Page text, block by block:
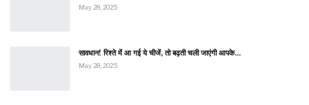
May 28, 2025
सावधान! रिश्ते में आ गई ये चीजें, तो बढ़ती चली जाएंगी आपके…
May 28, 2025